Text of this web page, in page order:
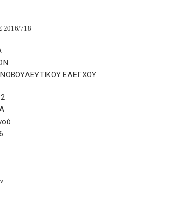
2016/718
ΕΛΕΓΧΟΥ